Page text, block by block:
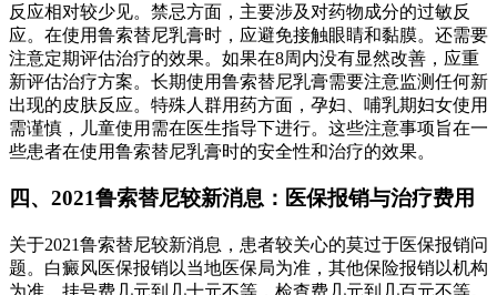
反应相对较少见。禁忌方面，主要涉及对药物成分的过敏反
应。在使用鲁索替尼乳膏时，应避免接触眼睛和黏膜。还需要
注意定期评估治疗的效果。如果在8周内没有显然改善，应重
新评估治疗方案。长期使用鲁索替尼乳膏需要注意监测任何新
出现的皮肤反应。特殊人群用药方面，孕妇、哺乳期妇女使用
需谨慎，儿童使用需在医生指导下进行。这些注意事项旨在一
些患者在使用鲁索替尼乳膏时的安全性和治疗的效果。
四、2021鲁索替尼较新消息：医保报销与治疗费用
关于2021鲁索替尼较新消息，患者较关心的莫过于医保报销问
题。白癜风医保报销以当地医保局为准，其他保险报销以机构
为准。挂号费几元到几十元不等，检查费几元到几百元不等。